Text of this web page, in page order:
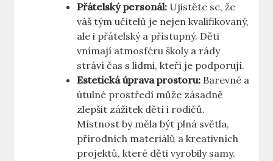
Přátelský personál: Ujistěte se, že
váš tým učitelů je nejen kvalifikovaný,
ale i přátelský a přístupný. Děti
vnímají atmosféru školy a rády
stráví čas s lidmi, kteří je podporují.
Estetická úprava prostoru: Barevné a
útulné prostředí může zásadně
zlepšit zážitek dětí i rodičů.
Místnost by měla být plná světla,
přírodních materiálů a kreativních
projektů, které děti vyrobily samy.